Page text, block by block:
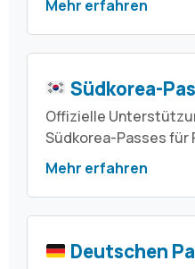
Mehr erfahren
Südkorea-
Offizielle
Südkorea-Passes für
Mehr erfahren
Deutschen